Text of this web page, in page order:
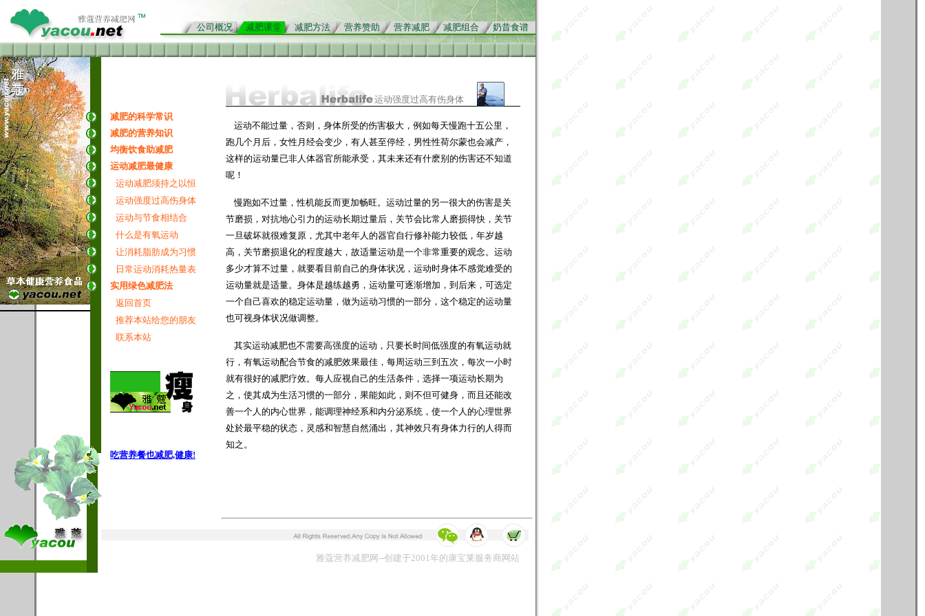
公司概况 减肥课堂 减肥方法 营养赞助 营养减肥 减肥组合 奶昔食谱
减肥的科学常识
减肥的营养知识
均衡饮食助减肥
运动减肥最健康
运动减肥须持之以恒
运动强度过高伤身体
运动与节食相结合
什么是有氧运动
让消耗脂肪成为习惯
日常运动消耗热量表
实用绿色减肥法
返回首页
推荐本站给您的朋友
联系本站
吃营养餐也减肥,健康!
运动强度过高有伤身体
运动不能过量，否则，身体所受的伤害极大，例如每天慢跑十五公里，
跑几个月后，女性月经会变少，有人甚至停经，男性性荷尔蒙也会减产，
这样的运动量已非人体器官所能承受，其未来还有什麽别的伤害还不知道
呢！
慢跑如不过量，性机能反而更加畅旺。运动过量的另一很大的伤害是关
节磨损，对抗地心引力的运动长期过量后，关节会比常人磨损得快，关节
一旦破坏就很难复原，尤其中老年人的器官自行修补能力较低，年岁越
高，关节磨损退化的程度越大，故适量运动是一个非常重要的观念。运动
多少才算不过量，就要看目前自己的身体状况，运动时身体不感觉难受的
运动量就是适量。身体是越练越勇，运动量可逐渐增加，到后来，可选定
一个自己喜欢的稳定运动量，做为运动习惯的一部分，这个稳定的运动量
也可视身体状况做调整。
其实运动减肥也不需要高强度的运动，只要长时间低强度的有氧运动就
行，有氧运动配合节食的减肥效果最佳，每周运动三到五次，每次一小时
就有很好的减肥疗效。每人应视自己的生活条件，选择一项运动长期为
之，使其成为生活习惯的一部分，果能如此，则不但可健身，而且还能改
善一个人的内心世界，能调理神经系和内分泌系统，使一个人的心理世界
处於最平稳的状态，灵感和智慧自然涌出，其神效只有身体力行的人得而
知之。
雅蔻营养减肥网--创建于2001年的康宝莱服务商网站